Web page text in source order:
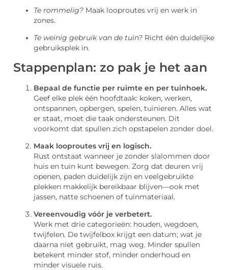
Te rommelig? Maak looproutes vrij en werk in
zones.
Te weinig gebruik van de tuin? Richt één duidelijke
gebruiksplek in.
Stappenplan: zo pak je het aan
Bepaal de functie per ruimte en per tuinhoek.
Geef elke plek één hoofdtaak: koken, werken,
ontspannen, opbergen, spelen, tuinieren. Alles wat
er staat, moet die taak ondersteunen. Dit
voorkomt dat spullen zich opstapelen zonder doel.
Maak looproutes vrij en logisch.
Rust ontstaat wanneer je zonder slalommen door
huis en tuin kunt bewegen. Zorg dat deuren vrij
openen, paden duidelijk zijn en veelgebruikte
plekken makkelijk bereikbaar blijven—ook met
jassen, natte schoenen of tuinmateriaal.
Vereenvoudig vóór je verbetert.
Werk met drie categorieën: houden, wegdoen,
twijfelen. De twijfelbox krijgt een datum; wat je
daarna niet gebruikt, mag weg. Minder spullen
betekent minder stof, minder onderhoud en
minder visuele ruis.